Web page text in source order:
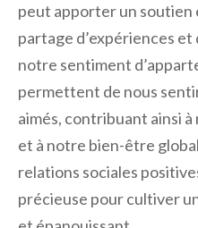
peut apporter un
partage d’expériences
notre sentiment
permettent de nous
aimés, contribuant ainsi
et à notre bien-être
relations sociales
précieuse pour cultiver